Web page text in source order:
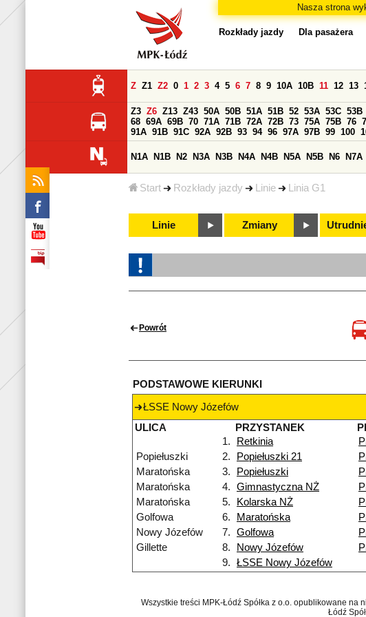
Nasza strona
Start Rozkłady jazdy Linie Linia G1
Rozkłady jazdy Dla pasażera
Z Z1 Z2 0 1 2 3 4 5 6 7 8 9 10A 10B 11 12 13
Z3 Z6 Z13 Z43 50A 50B 51A 51B 52 53A 53C 53B
68 69A 69B 70 71A 71B 72A 72B 73 75A 75B 76
91A 91B 91C 92A 92B 93 94 96 97A 97B 99 100
N1A N1B N2 N3A N3B N4A N4B N5A N5B N6 N7A
Linie Zmiany
Powrót
PODSTAWOWE KIERUNKI
ŁSSE Nowy Józefów
ULICA
PRZYSTANEK
1.
Retkinia
Popiełuszki
2. Popiełuszki 21
Maratońska
3. Popiełuszki
Maratońska
4. Gimnastyczna NŻ
Maratońska
5. Kolarska NŻ
Golfowa
6. Maratońska
Nowy Józefów
7. Golfowa
Gillette
8. Nowy Józefów
9.
ŁSSE Nowy Józefów
Wszystkie treści MPK-Łódź Spółka z o.o. opublikowane
Łódź